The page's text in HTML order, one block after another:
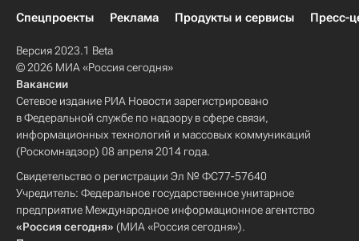
Спецпроекты
Реклама Продукты и сервисы Пресс-
Версия 2023.1 Beta
© 2026 МИА «Россия сегодня»
Вакансии
Сетевое издание РИА Новости зарегистрировано
в Федеральной службе по надзору в сфере связи,
информационных технологий и массовых коммуникаций
(Роскомнадзор) 08 апреля 2014 года.
Свидетельство о регистрации Эл № ФС77-57640
Учредитель: Федеральное государственное унитарное
предприятие Международное информационное агентство
«Россия сегодня» (МИА «Россия сегодня»).